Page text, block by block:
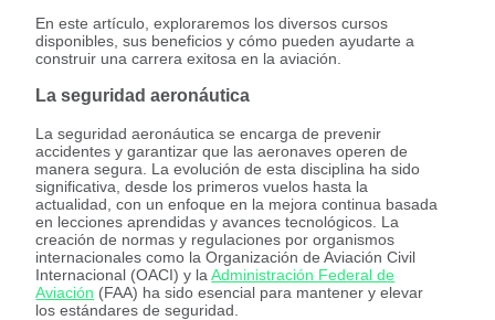
En este artículo, exploraremos los diversos cursos
disponibles, sus beneficios y cómo pueden ayudarte a
construir una carrera exitosa en la aviación.
La seguridad aeronáutica
La seguridad aeronáutica se encarga de prevenir
accidentes y garantizar que las aeronaves operen de
manera segura. La evolución de esta disciplina ha sido
significativa, desde los primeros vuelos hasta la
actualidad, con un enfoque en la mejora continua basada
en lecciones aprendidas y avances tecnológicos. La
creación de normas y regulaciones por organismos
internacionales como la Organización de Aviación Civil
Internacional (OACI) y laAdministración Federal de
Aviación (FAA) ha sido esencial para mantener y elevar
los estándares de seguridad.